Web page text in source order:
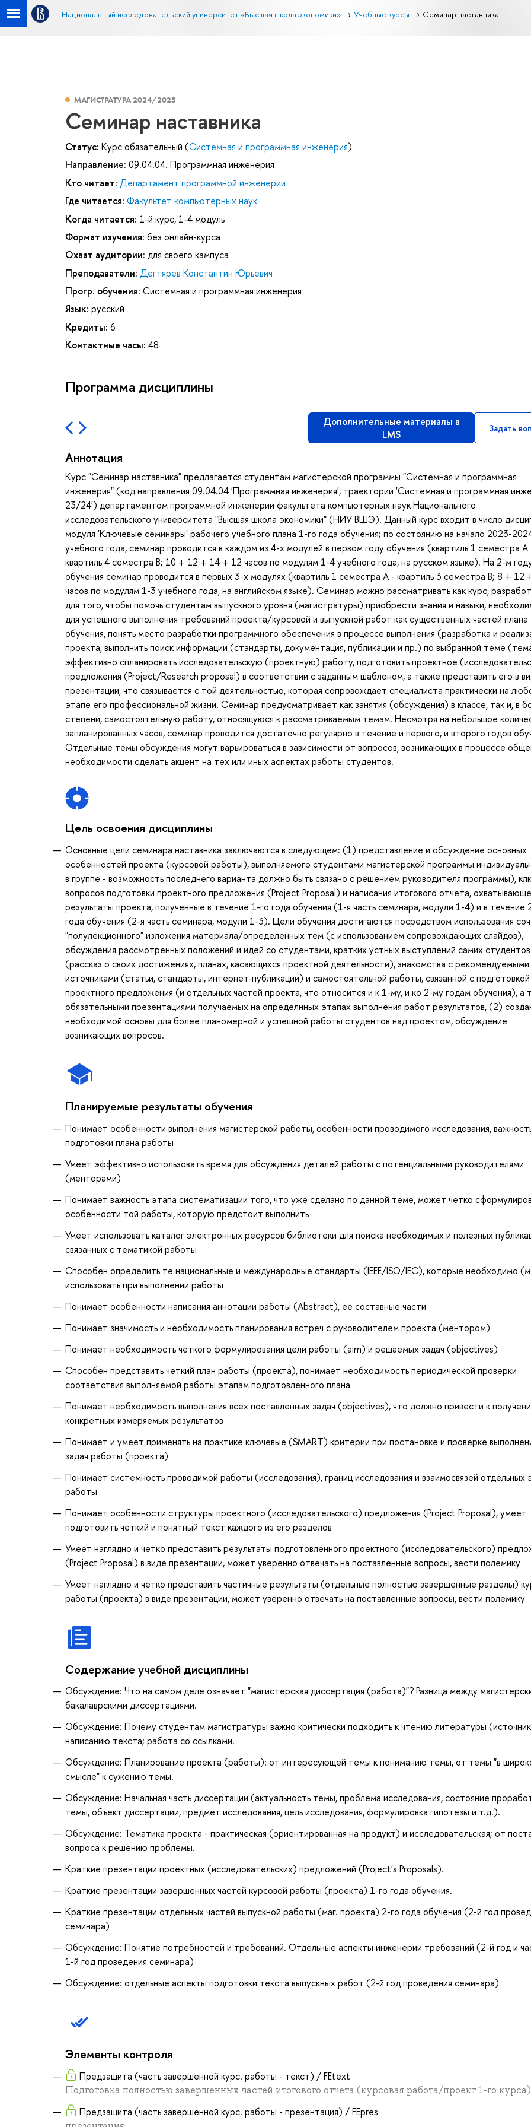
Национальный исследовательский университет «Высшая школа экономики» Учебные курсы Семинар наставника
МАГИСТРАТУРА 2024/2025
Семинар наставника
Статус: Курс обязательный (Системная и программная инженерия)
Направление: 09.04.04. Программная инженерия
Кто читает: Департамент программной инженерии
Где читается: Факультет компьютерных наук
Когда читается: 1-й курс, 1-4 модуль
Формат изучения: без онлайн-курса
Охват аудитории: для своего кампуса
Преподаватели: Дегтярев Константин Юрьевич
Прогр. обучения: Системная и программная инженерия
Язык: русский
Кредиты: 6
Контактные часы: 48
Программа дисциплины
Дополнительные материалы в
LMS
Задать
Аннотация
Курс "Семинар наставника" предлагается студентам магистерской программы "Системная и программная
инженерия" (код направления 09.04.04 'Программная инженерия', траектории 'Системная и программная
23/24') департаментом программной инженерии факультета компьютерных наук Национального
исследовательского университета "Высшая школа экономики" (НИУ ВШЭ). Данный курс входит в число
модуля 'Ключевые семинары' рабочего учебного плана 1-го года обучения; по состоянию на начало 2023-
учебного года, семинар проводится в каждом из 4-х модулей в первом году обучения (квартиль 1 семестра A
квартиль 4 семестра B; 10 + 12 + 14 + 12 часов по модулям 1-4 учебного года, на русском языке). На 2-м
обучения семинар проводится в первых 3-х модулях (квартиль 1 семестра A - квартиль 3 семестра B; 8 + 12
часов по модулям 1-3 учебного года, на английском языке). Семинар можно рассматривать как курс,
для того, чтобы помочь студентам выпускного уровня (магистратуры) приобрести знания и навыки,
для успешного выполнения требований проекта/курсовой и выпускной работ как существенных частей плана
обучения, понять место разработки программного обеспечения в процессе выполнения (разработка и
проекта, выполнить поиск информации (стандарты, документация, публикации и пр.) по выбранной теме
эффективно спланировать исследовательскую (проектную) работу, подготовить проектное
предложения (Project/Research proposal) в соответствии с заданным шаблоном, а также представить его в
презентации, что связывается с той деятельностью, которая сопровождает специалиста практически на
этапе его профессиональной жизни. Семинар предусматривает как занятия (обсуждения) в классе, так и, в
степени, самостоятельную работу, относящуюся к рассматриваемым темам. Несмотря на небольшое
запланированных часов, семинар проводится достаточно регулярно в течение и первого, и второго годов
Отдельные темы обсуждения могут варьироваться в зависимости от вопросов, возникающих в процессе
необходимости сделать акцент на тех или иных аспектах работы студентов.
Цель освоения дисциплины
Основные цели семинара наставника заключаются в следующем: (1) представление и обсуждение основных
особенностей проекта (курсовой работы), выполняемого студентами магистерской программы
в группе - возможность последнего варианта должно быть связано с решением руководителя программы),
вопросов подготовки проектного предложения (Project Proposal) и написания итогового отчета,
результаты проекта, полученные в течение 1-го года обучения (1-я часть семинара, модули 1-4) и в течение
года обучения (2-я часть семинара, модули 1-3). Цели обучения достигаются посредством использования
"полулекционного" изложения материала/определенных тем (с использованием сопровождающих слайдов),
обсуждения рассмотренных положений и идей со студентами, кратких устных выступлений самих студентов
(рассказ о своих достижениях, планах, касающихся проектной деятельности), знакомства с рекомендуемыми
источниками (статьи, стандарты, интернет-публикации) и самостоятельной работы, связанной с подготовкой
проектного предложения (и отдельных частей проекта, что относится и к 1-му, и ко 2-му годам обучения), а
обязательными презентациями получаемых на определнных этапах выполнения работ результатов, (2)
необходимой основы для более планомерной и успешной работы студентов над проектом, обсуждение
возникающих вопросов.
Планируемые результаты обучения
Понимает особенности выполнения магистерской работы, особенности проводимого исследования,
подготовки плана работы
Умеет эффективно использовать время для обсуждения деталей работы с потенциальными руководителями
(менторами)
Понимает важность этапа систематизации того, что уже сделано по данной теме, может четко
особенности той работы, которую предстоит выполнить
Умеет использовать каталог электронных ресурсов библиотеки для поиска необходимых и полезных
связанных с тематикой работы
Способен определить те национальные и международные стандарты (IEEE/ISO/IEC), которые необходимо
использовать при выполнении работы
Понимает особенности написания аннотации работы (Abstract), её составные части
Понимает значимость и необходимость планирования встреч с руководителем проекта (ментором)
Понимает необходимость четкого формулирования цели работы (aim) и решаемых задач (objectives)
Способен представить четкий план работы (проекта), понимает необходимость периодической проверки
соответствия выполняемой работы этапам подготовленного плана
Понимает необходимость выполнения всех поставленных задач (objectives), что должно привести к
конкретных измеряемых результатов
Понимает и умеет применять на практике ключевые (SMART) критерии при постановке и проверке
задач работы (проекта)
Понимает системность проводимой работы (исследования), границ исследования и взаимосвязей отдельных
работы
Понимает особенности структуры проектного (исследовательского) предложения (Project Proposal), умеет
подготовить четкий и понятный текст каждого из его разделов
Умеет наглядно и четко представить результаты подготовленного проектного (исследовательского)
(Project Proposal) в виде презентации, может уверенно отвечать на поставленные вопросы, вести полемику
Умеет наглядно и четко представить частичные результаты (отдельные полностью завершенные разделы)
работы (проекта) в виде презентации, может уверенно отвечать на поставленные вопросы, вести полемику
Содержание учебной дисциплины
Обсуждение: Что на самом деле означает "магистерская диссертация (работа)"? Разница между
бакалаврскими диссертациями.
Обсуждение: Почему студентам магистратуры важно критически подходить к чтению литературы
написанию текста; работа со ссылками.
Обсуждение: Планирование проекта (работы): от интересующей темы к пониманию темы, от темы "в
смысле" к сужению темы.
Обсуждение: Начальная часть диссертации (актуальность темы, проблема исследования, состояние
темы, объект диссертации, предмет исследования, цель исследования, формулировка гипотезы и т.д.).
Обсуждение: Тематика проекта - практическая (ориентированная на продукт) и исследовательская; от
вопроса к решению проблемы.
Краткие презентации проектных (исследовательских) предложений (Project's Proposals).
Краткие презентации завершенных частей курсовой работы (проекта) 1-го года обучения.
Краткие презентации отдельных частей выпускной работы (маг. проекта) 2-го года обучения (2-й год
семинара)
Обсуждение: Понятие потребностей и требований. Отдельные аспекты инженерии требований (2-й год и
1-й год проведения семинара)
Обсуждение: отдельные аспекты подготовки текста выпускных работ (2-й год проведения семинара)
Элементы контроля
Предзащита (часть завершенной курс. работы - текст) / FEtext
Подготовка полностью завершенных частей итогового отчета (курсовая работа/проект 1-го курса)
Предзащита (часть завершенной курс. работы - презентация) / FEpres